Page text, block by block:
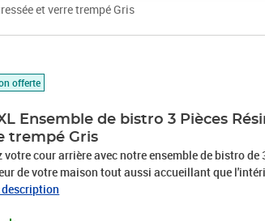
et verre trempé Gris
offerte
Ensemble de bistro 3 Pièces
trempé Gris
votre cour arrière avec notre ensemble de bistro de
de votre maison tout aussi accueillant que
la terrasse, la cour arrière, la véranda et tout
161,99 €